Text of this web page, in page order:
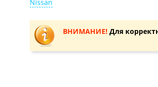
Nissan
ВНИМАНИЕ!Для